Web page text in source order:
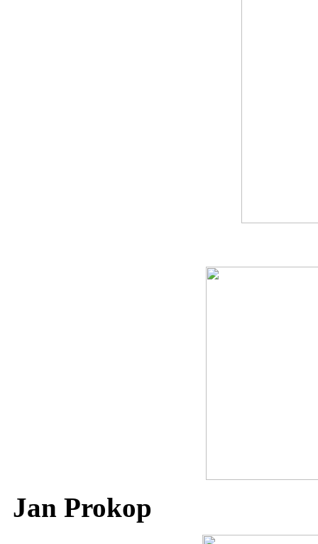
Jan Prokop